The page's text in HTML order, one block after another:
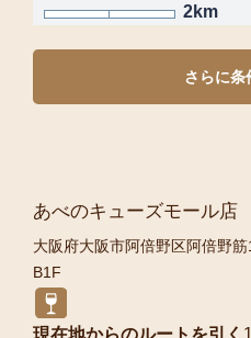
2km
さらに条
あべのキューズモール店
大阪府大阪市阿倍野区阿倍野
B1F